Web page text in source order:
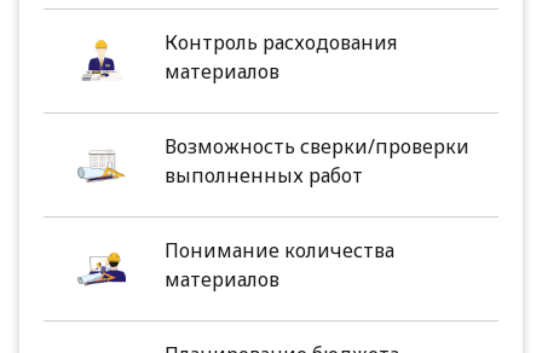
Контроль расходования
материалов
Возможность сверки/проверки
выполненных работ
Понимание количества
материалов